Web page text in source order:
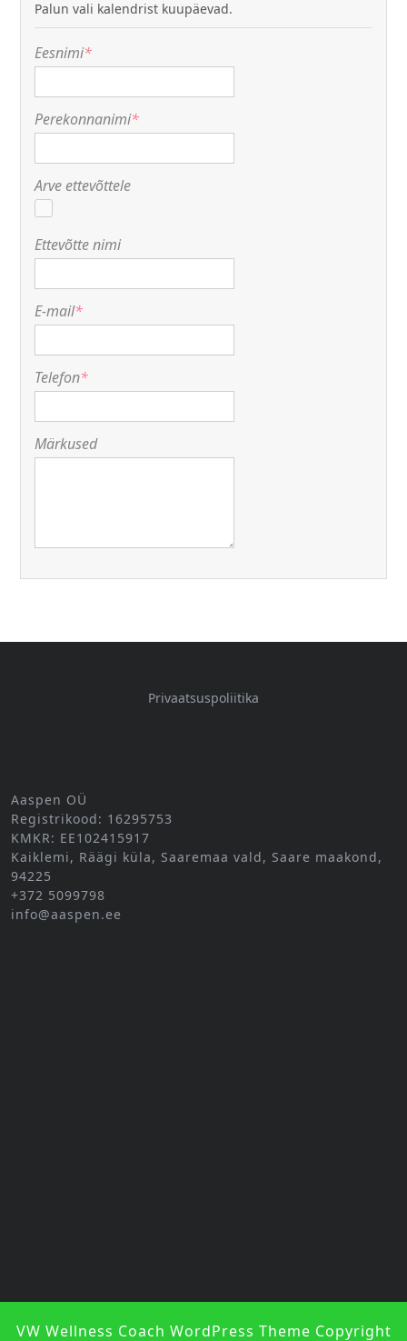
Palun vali kalendrist kuupäevad.
Eesnimi*
Perekonnanimi*
Arve ettevõttele
Ettevõtte nimi
E-mail*
Telefon*
Märkused
Privaatsuspoliitika
Aaspen OÜ
Registrikood: 16295753
KMKR: EE102415917
Kaiklemi, Räägi küla, Saaremaa vald, Saare maakond,
94225
+372 5099798
info@aaspen.ee
VW Wellness Coach WordPress Theme Copyright